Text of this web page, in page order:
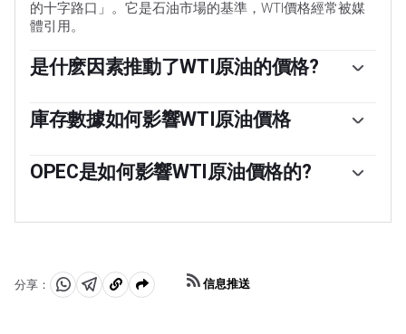
的十字路口」。它是石油市場的基準，WTI價格經常被媒
體引用。
是什麽因素推動了WTI原油的價格?
素。因此，全球增長可以成為需求增長的驅動力，反之亦
然，導致全球增長疲軟。政治不穩定、戰爭和製裁可能會
(OPEC)的決定是油價的另一個關鍵驅動因素。美元的價值
庫存數據如何影響WTI原油價格
報告影響著WTI原油的價格。庫存的變化反映了供需的波
動。如果數據顯示庫存下降，則可能表明需求增加，從而
空氣汙染指數的報告每周二發布，環境影響評估報告於周
個政府機構。
OPEC是如何影響WTI原油價格的?
織，每年舉行兩次會議，共同決定成員國的生產配額。他
它會產生相反的效果。「OPEC+」指的是一個擴大後的組
織，新增了10個非OPEC成員國，其中最引人註目的是俄
分享：
分 分 複
信息推送